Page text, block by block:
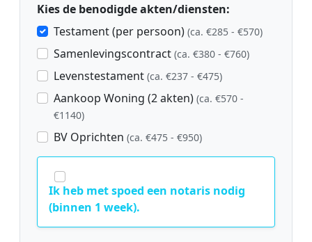
Kies de benodigde akten/diensten:
Testament (per persoon) (ca. €285 - €570)
Samenlevingscontract (ca. €380 - €760)
Levenstestament (ca. €237 - €475)
Aankoop Woning (2 akten) (ca. €570 -
€1140)
BV Oprichten (ca. €475 - €950)
Ik heb met spoed een notaris nodig
(binnen 1 week).